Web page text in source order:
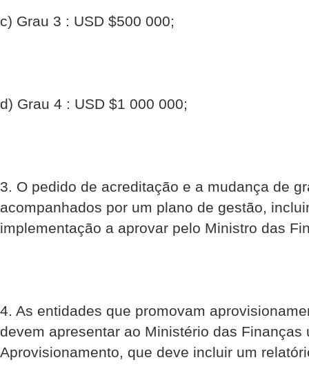
c) Grau 3 : USD $500 000;
d) Grau 4 : USD $1 000 000;
3. O pedido de acreditação e a mudança de
acompanhados por um plano de gestão,
implementação a aprovar pelo Ministro das
4. As entidades que promovam
devem apresentar ao Ministério das Finanças
Aprovisionamento, que deve incluir um